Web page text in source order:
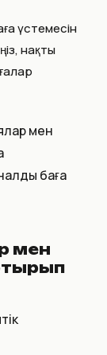
үстемесін
нақты
мен
баға
мен